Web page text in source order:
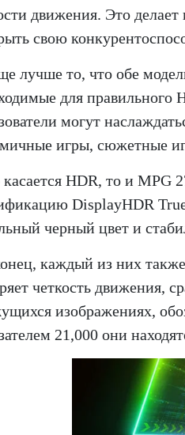
движения. Это
свою
лучше то, что обе
для правильного
могут
игры, сюжетные
HDR, то и
DisplayHDR
черный цвет и
каждый из них
четкость движения,
изображениях,
21,000 они